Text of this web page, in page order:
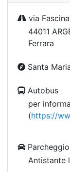
via
44011
Ferrara
Santa
Autobus
per
(https://
Parcheggio
Antistante